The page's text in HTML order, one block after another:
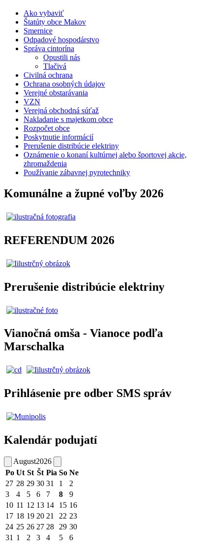
Ako vybaviť
Štatúty obce Makov
Smernice
Odpadové hospodárstvo
Správa cintorína
Opustili nás
Tlačivá
Civilná ochrana
Ochrana osobných údajov
Verejné obstarávania
VZN
Verejná obchodná súťaž
Nakladanie s majetkom obce
Rozpočet obce
Poskytnutie informácií
Prerušenie distribúcie elektriny
Oznámenie o konaní kultúrnej alebo športovej akcie,
zhromaždenia
Používanie zábavnej pyrotechniky
Komunálne a župné voľby 2026
REFERENDUM 2026
Prerušenie distribúcie elektriny
Vianočná omša - Vianoce podľa
Marschalka
Prihlásenie pre odber SMS správ
Kalendár podujatí
August2026
Po Ut St Št Pia So Ne
27 28 29 30 31 1
2
3
4 5 6 7 8
9
10 11 12 13 14 15 16
17 18 19 20 21 22 23
24 25 26 27 28 29 30
31 1 2 3 4 5 6